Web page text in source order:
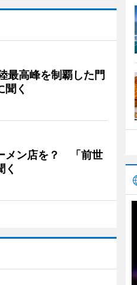
最高峰を制覇した門
聞く
メン店を？ 「前世
く